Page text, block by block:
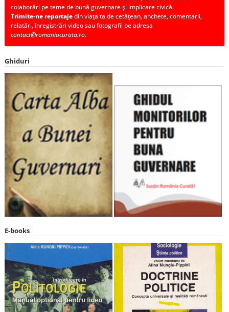
colaborări pe teme de bună guvernare și implicare civică.
Trimite-ne reportajedin viața ta de cetățean, anchete, comentarii,
relatări, înregistrări video sau fotografii pe adresa
contact@romaniacurata.ro.
Ghiduri
E-books